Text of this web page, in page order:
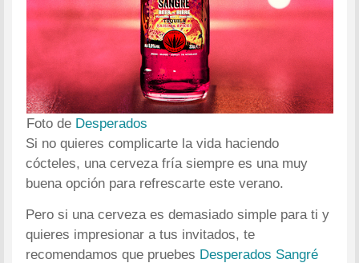
Foto de Desperados
Si no quieres complicarte la vida haciendo
cócteles, una cerveza fría siempre es una muy
buena opción para refrescarte este verano.
Pero si una cerveza es demasiado simple para ti y
quieres impresionar a tus invitados, te
recomendamos que pruebes Desperados Sangré